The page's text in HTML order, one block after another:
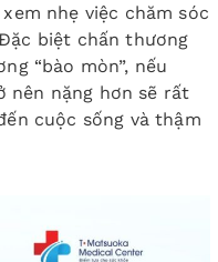
nhẹ việc chăm sóc
biệt chấn thương
“bào mòn”, nếu
nên nặng hơn sẽ rất
cuộc sống và thậm